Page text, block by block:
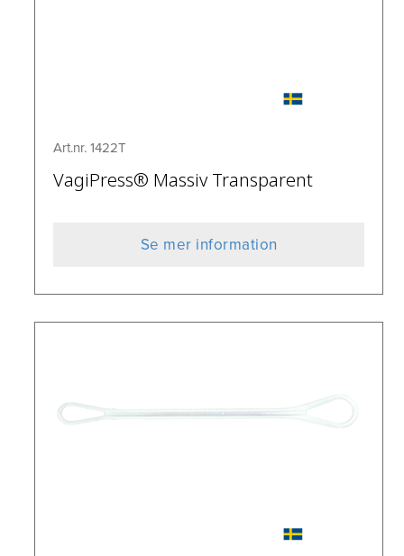
Art.nr. 1422T
VagiPress® Massiv Transparent
Se mer information